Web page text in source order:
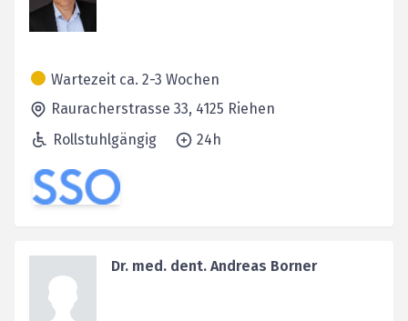
Wartezeit ca. 2-3 Wochen
Rauracherstrasse 33, 4125 Riehen
Rollstuhlgängig
24h
Dr. med. dent. Andreas Borner